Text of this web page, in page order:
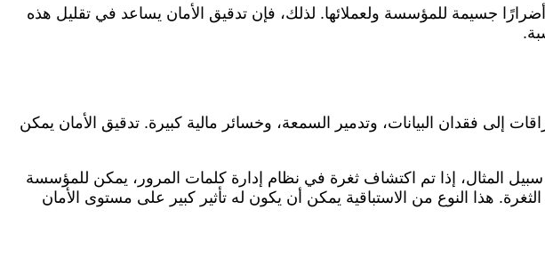
جسيمة للمؤسسة ولعملائها. لذلك، فإن تدقيق الأمان يساعد في تقليل هذه
إلى فقدان البيانات، وتدمير السمعة، وخسائر مالية كبيرة. تدقيق الأمان يمكن
المثال، إذا تم اكتشاف ثغرة في نظام إدارة كلمات المرور، يمكن للمؤسسة
هذا النوع من الاستباقية يمكن أن يكون له تأثير كبير على مستوى الأمان